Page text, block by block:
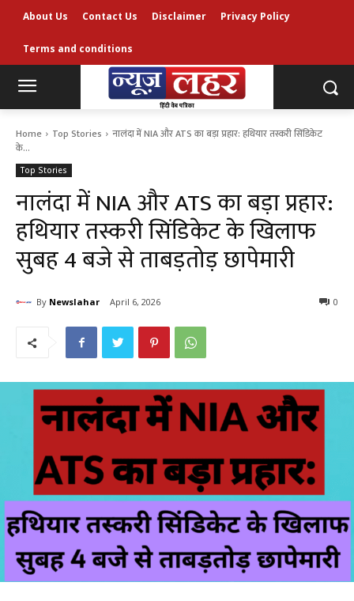
About Us Contact Us Disclaimer Privacy Policy
Terms and conditions
Home Top Stories
नालंदा में NIA और ATS का बड़ा प्रहार: हथियार तस्करी सिंडिकेट
के...
Top Stories
नालंदा में NIA और ATS का बड़ा प्रहार:
हथियार तस्करी सिंडिकेट के खिलाफ
सुबह 4 बजे से ताबड़तोड़ छापेमारी
By Newslahar April 6, 2026 0